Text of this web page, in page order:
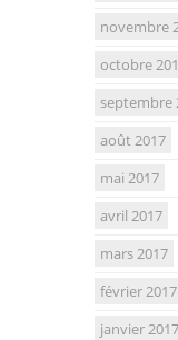
novembre
octobre
septembre
août 2017
mai 2017
avril 2017
mars 2017
février 2017
janvier 2017